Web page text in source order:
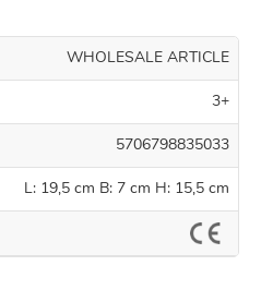
WHOLESALE ARTICLE
3+
5706798835033
L: 19,5 cm B: 7 cm H: 15,5 cm